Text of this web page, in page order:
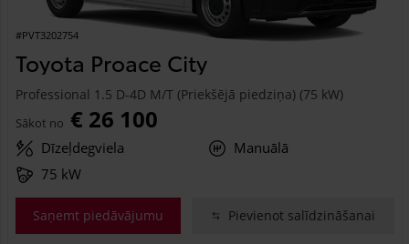
#PVT3202754
Toyota Proace City
Professional 1.5 D-4D M/T (Priekšējā piedziņa) (75 kW)
Sākot no € 26 100
Dīzeļdegviela
Manuālā
75 kW
Saņemt piedāvājumu Pievienot salīdzināšanai